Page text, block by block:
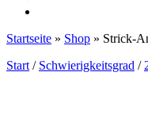
Startseite » Shop » Strick-
Start / Schwierigkeitsgrad /